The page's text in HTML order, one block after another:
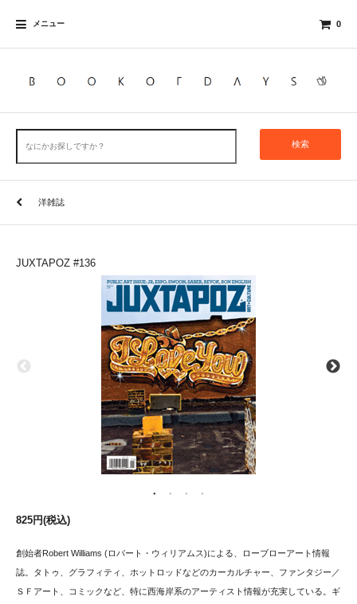
メニュー 0
検索
洋雑誌
JUXTAPOZ #136
825円(税込)
創始者Robert Williams (ロバート・ウィリアムス)による、ローブローアート情報
誌。タトゥ、グラフィティ、ホットロッドなどのカーカルチャー、ファンタジー／
ＳＦアート、コミックなど、特に西海岸系のアーティスト情報が充実している。ギ